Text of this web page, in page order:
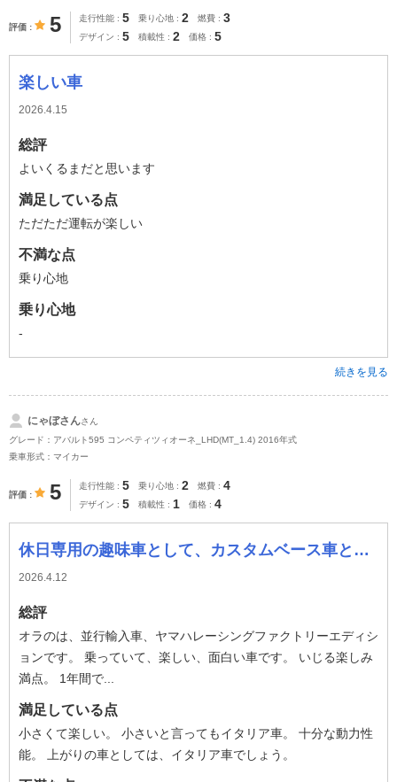
評価 5 走行性能 5 乗り心地 2 燃費 3
デザイン 5 積載性 2 価格 5
楽しい車
2026.4.15
総評
よいくるまだと思います
満足している点
ただただ運転が楽しい
不満な点
乗り心地
乗り心地
-
続きを見る
にゃぼさんさん
グレード：アバルト595 コンペティツィオーネ_LHD(MT_1.4) 2016年式
乗車形式：マイカー
評価 5 走行性能 5 乗り心地 2 燃費 4
デザイン 5 積載性 1 価格 4
休日専用の趣味車として、カスタムベース車として唯一無二の車です。
2026.4.12
総評
オラのは、並行輸入車、ヤマハレーシングファクトリーエディシ
ョンです。 乗っていて、楽しい、面白い車です。 いじる楽しみ
満点。 1年間で...
満足している点
小さくて楽しい。 小さいと言ってもイタリア車。 十分な動力性
能。 上がりの車としては、イタリア車でしょう。